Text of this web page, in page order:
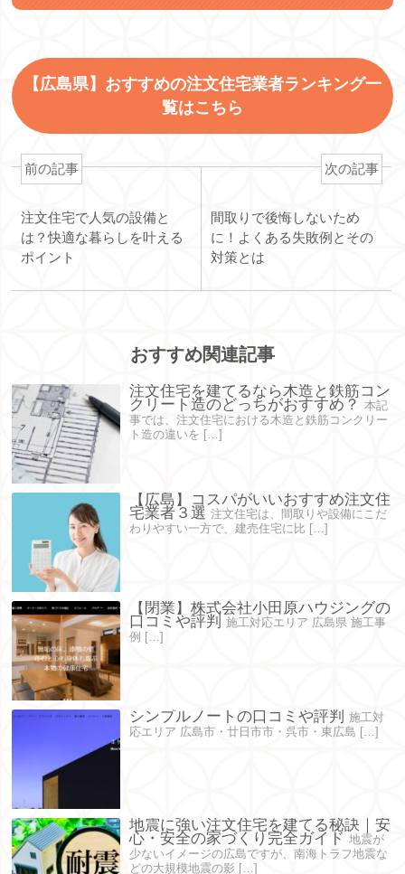
【広島県】おすすめの注文住宅業者ランキング一
覧はこちら
前の記事
注文住宅で人気の設備と
は？快適な暮らしを叶える
ポイント
次の記事
間取りで後悔しないため
に！よくある失敗例とその
対策とは
おすすめ関連記事
注文住宅を建てるなら木造と鉄筋コン
クリート造のどっちがおすすめ？ 本記
事では、注文住宅における木造と鉄筋コンクリー
ト造の違いを […]
【広島】コスパがいいおすすめ注文住
宅業者３選 注文住宅は、間取りや設備にこだ
わりやすい一方で、建売住宅に比 […]
【閉業】株式会社小田原ハウジングの
口コミや評判
施工対応エリア 広島県 施工事
例 […]
シンプルノートの口コミや評判
施工対
応エリア 広島市・廿日市市・呉市・東広島 […]
地震に強い注文住宅を建てる秘訣｜安
心・安全の家づくり完全ガイド 地震が
少ないイメージの広島ですが、南海トラフ地震な
どの大規模地震の影 […]